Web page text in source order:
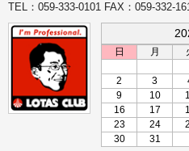
TEL：059-333-0101 FAX：059-332-
日 月
2
3
9
10
16
17
23
24
30
31